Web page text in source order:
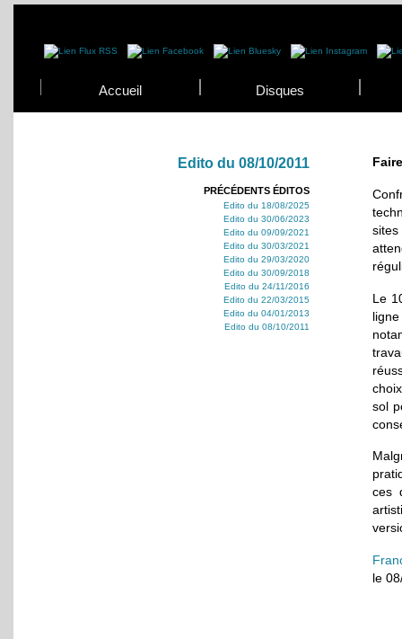
Accueil Disques
Edito du 08/10/2011
PRÉCÉDENTS ÉDITOS
Edito du 18/08/2025
Edito du 30/06/2023
Edito du 09/09/2021
Edito du 30/03/2021
Edito du 29/03/2020
Edito du 30/09/2018
Edito du 24/11/2016
Edito du 22/03/2015
Edito du 04/01/2013
Edito du 08/10/2011
sites
Le
sol
ces
le